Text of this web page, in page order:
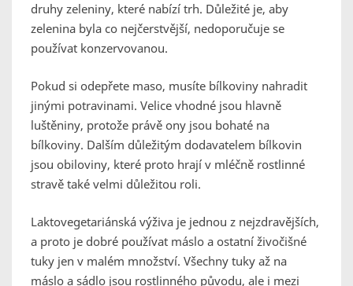
druhy zeleniny, které nabízí trh. Důležité je, aby
zelenina byla co nejčerstvější, nedoporučuje se
používat konzervovanou.
Pokud si odepřete maso, musíte bílkoviny nahradit
jinými potravinami. Velice vhodné jsou hlavně
luštěniny, protože právě ony jsou bohaté na
bílkoviny. Dalším důležitým dodavatelem bílkovin
jsou obiloviny, které proto hrají v mléčně rostlinné
stravě také velmi důležitou roli.
Laktovegetariánská výživa je jednou z nejzdravějších,
a proto je dobré používat máslo a ostatní živočišné
tuky jen v malém množství. Všechny tuky až na
máslo a sádlo jsou rostlinného původu, ale i mezi